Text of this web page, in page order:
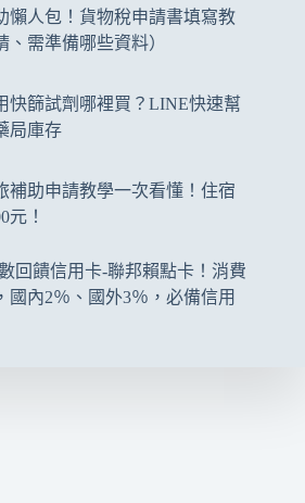
懶人包！貨物稅申請書填寫教
、需準備哪些資料）
快篩試劑哪裡買？LINE快速幫
局庫存
補助申請教學一次看懂！住宿
元！
回饋信用卡-聯邦賴點卡！消費
國內2％、國外3％，必備信用